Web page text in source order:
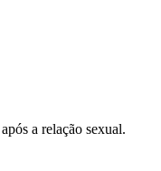
a relação sexual.